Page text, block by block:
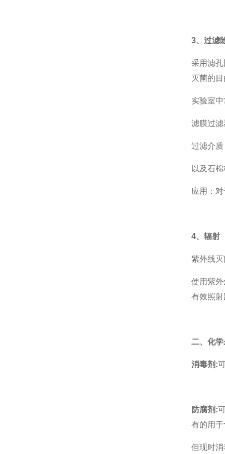
3、过滤
采用滤
灭菌的
实验室
滤膜过
过滤介
以及石
应用：
4、辐射
紫外线灭
使用紫
有效照
二、化
消毒剂:
防腐剂:
有的用
但现时